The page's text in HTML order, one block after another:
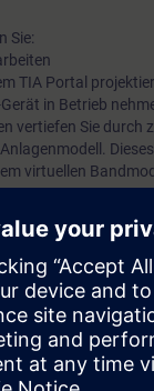
Sie:
TIA Portal
in Betrieb
vertiefen Sie
virtuellen
ST-PRO1
Online-
> VLab